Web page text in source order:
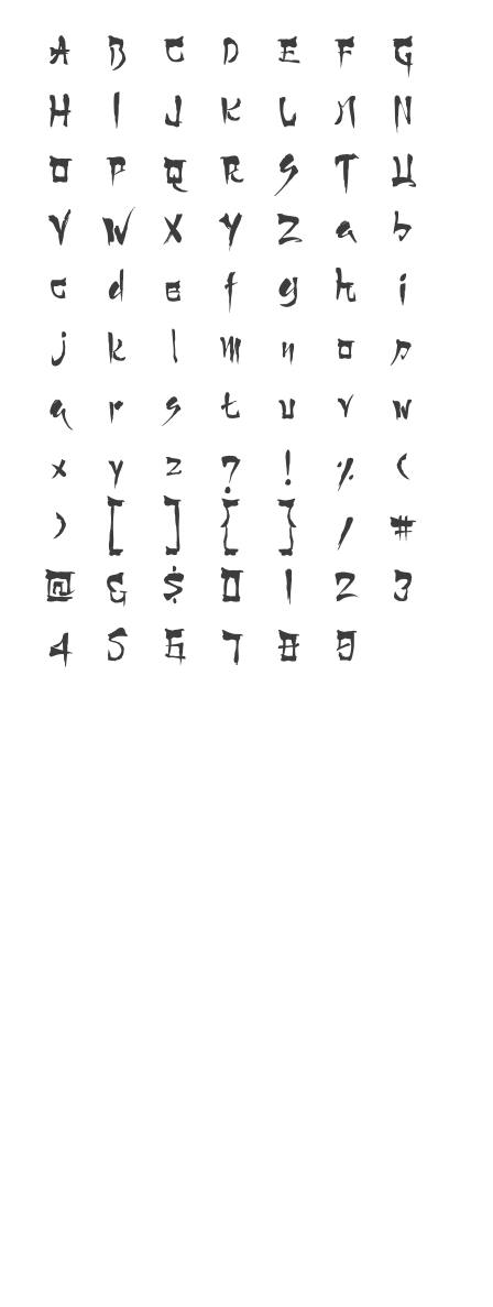
A B C D E F G
H I J K L M N
O P Q R S T U
V W X Y Z a b
c d e f g h i
j k l m n o p
q r s t u v w
x y z ? ! % (
) [ ] { } / #
@ & $ 0 1 2 3
4 5 6 7 8 9